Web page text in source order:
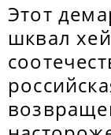
Этот
шквал